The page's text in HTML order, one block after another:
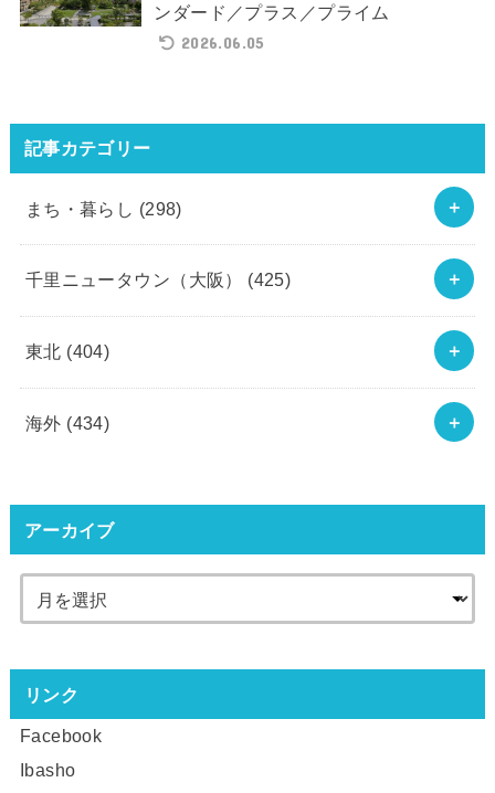
ンダード／プラス／プライム
2026.06.05
記事カテゴリー
まち・暮らし (298)
千里ニュータウン（大阪） (425)
東北 (404)
海外 (434)
アーカイブ
リンク
Facebook
Ibasho